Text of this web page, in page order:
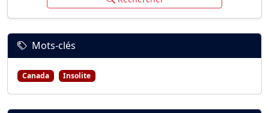
Mots-clés
Canada Insolite